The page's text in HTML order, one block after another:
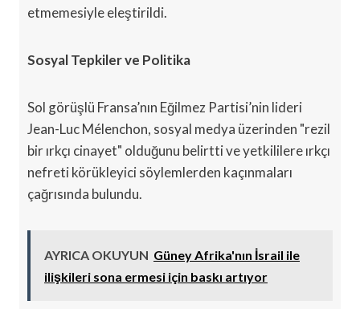
etmemesiyle eleştirildi.
Sosyal Tepkiler ve Politika
Sol görüşlü Fransa’nın Eğilmez Partisi’nin lideri
Jean-Luc Mélenchon, sosyal medya üzerinden "rezil
bir ırkçı cinayet" olduğunu belirtti ve yetkililere ırkçı
nefreti körükleyici söylemlerden kaçınmaları
çağrısında bulundu.
AYRICA OKUYUN Güney Afrika'nın İsrail ile
ilişkileri sona ermesi için baskı artıyor